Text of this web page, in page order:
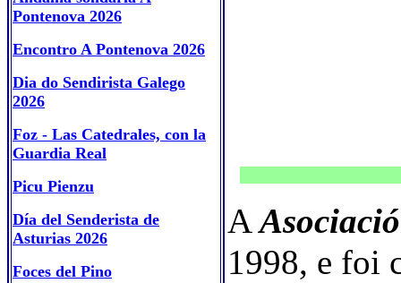
Pontenova 2026
Encontro A Pontenova 2026
Dia do Sendirista Galego
2026
Foz - Las Catedrales, con la
Guardia Real
Picu Pienzu
Día del Senderista de
Asturias 2026
Foces del Pino
A
1998, e foi